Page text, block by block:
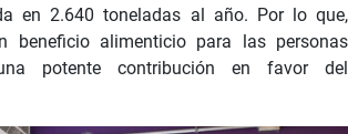
en 2.640 toneladas al año. Por lo que,
beneficio alimenticio para las personas
potente contribución en favor del